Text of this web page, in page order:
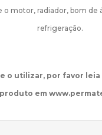
o motor, radiador, bom de
refrigeração.
o utilizar, por favor leia
produto em